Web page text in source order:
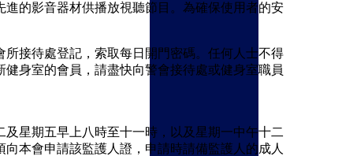
的影音器材供播放視聽節目。為確保使用者的安
接待處登記，索取每日開門密碼。任何人士不得
身室的會員，請盡快向警會接待處或健身室職員
星期五早上八時至十一時，以及星期一中午十二
本會申請該監護人證，申請時請備監護人的成人